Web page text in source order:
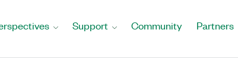
Support Community Partners